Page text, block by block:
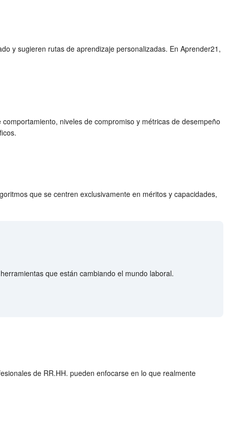
y sugieren rutas de aprendizaje personalizadas. En Aprender21,
niveles de compromiso y métricas de desempeño
que se centren exclusivamente en méritos y capacidades,
que están cambiando el mundo laboral.
de RR.HH. pueden enfocarse en lo que realmente